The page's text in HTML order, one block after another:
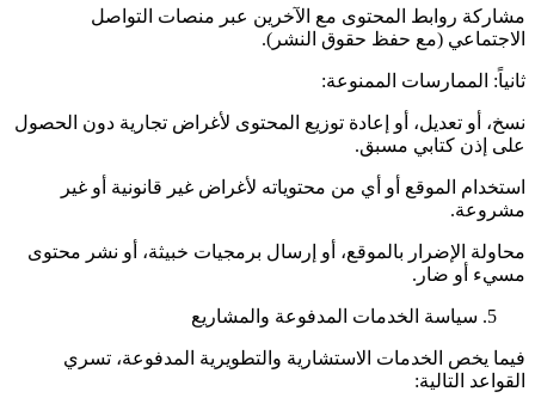
مشاركة روابط المحتوى مع الآخرين عبر منصات التواصل
الاجتماعي (مع حفظ حقوق النشر).
ثانياً: الممارسات الممنوعة:
نسخ، أو تعديل، أو إعادة توزيع المحتوى لأغراض تجارية دون الحصول
على إذن كتابي مسبق.
استخدام الموقع أو أي من محتوياته لأغراض غير قانونية أو غير
مشروعة.
محاولة الإضرار بالموقع، أو إرسال برمجيات خبيثة، أو نشر محتوى
مسيء أو ضار.
سياسة الخدمات المدفوعة والمشاريع
فيما يخص الخدمات الاستشارية والتطويرية المدفوعة، تسري
القواعد التالية: